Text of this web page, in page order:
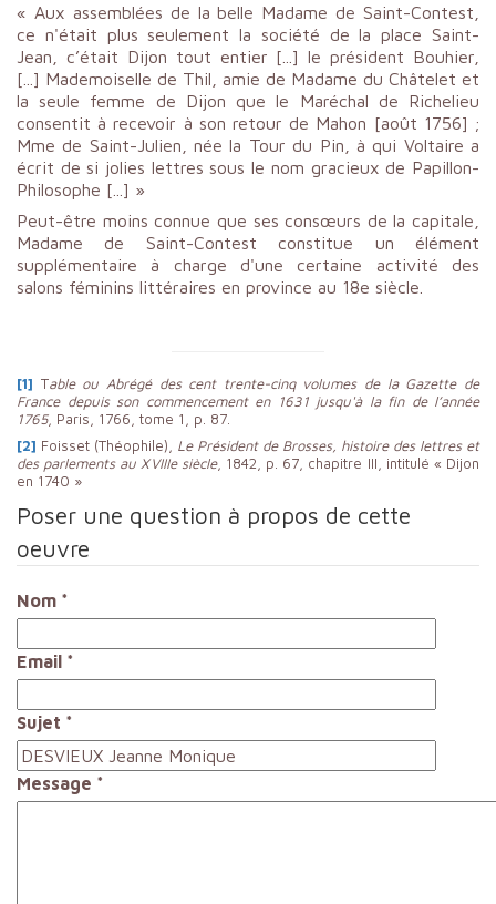
« Aux assemblées de la belle Madame de Saint-Contest,
ce n'était plus seulement la société de la place Saint-
Jean, c’était Dijon tout entier [...] le président Bouhier,
[...] Mademoiselle de Thil, amie de Madame du Châtelet et
la seule femme de Dijon que le Maréchal de Richelieu
consentit à recevoir à son retour de Mahon [août 1756] ;
Mme de Saint-Julien, née la Tour du Pin, à qui Voltaire a
écrit de si jolies lettres sous le nom gracieux de Papillon-
Philosophe [...] »
Peut-être moins connue que ses consœurs de la capitale,
Madame de Saint-Contest constitue un élément
supplémentaire à charge d'une certaine activité des
salons féminins littéraires en province au 18e siècle.
[1] Table ou Abrégé des cent trente-cinq volumes de la Gazette de
France depuis son commencement en 1631 jusqu'à la fin de l’année
1765, Paris, 1766, tome 1, p. 87.
[2] Foisset (Théophile), Le Président de Brosses, histoire des lettres et
des parlements au XVIIIe siècle, 1842, p. 67, chapitre III, intitulé « Dijon
en 1740 »
Poser une question à propos de cette
oeuvre
Nom *
Email *
Sujet *
Message *